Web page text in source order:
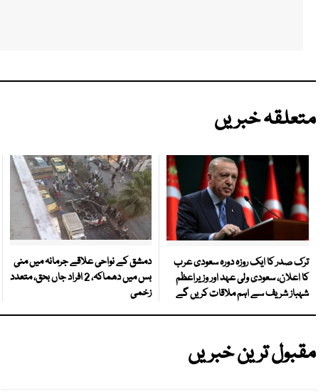
متعلقہ خبریں
ترک صدر کا ایک روزہ دورہ سعودی عرب
کا اعلان، سعودی ولی عہد اور وزیراعظم
شہباز شریف سے اہم ملاقات کریں گے
دمشق کے نواحی علاقے جرمانہ میں منی
بس میں دھماکہ، 2 افراد جاں بحق، متعدد
زخمی
مقبول ترین خبریں